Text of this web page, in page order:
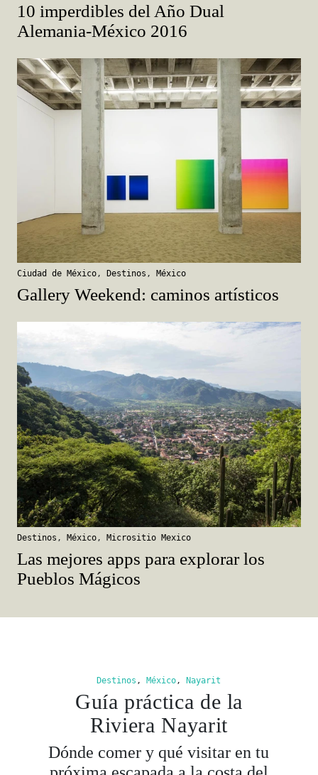
10 imperdibles del Año Dual
Alemania-México 2016
Ciudad de México, Destinos , México
Gallery Weekend: caminos artísticos
Destinos , México , Micrositio Mexico
Las mejores apps para explorar los
Pueblos Mágicos
Destinos ,México ,Nayarit
Guía práctica de la
Riviera Nayarit
Dónde comer y qué visitar en tu